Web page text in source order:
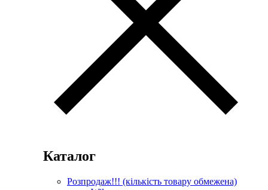
Каталог
Розпродаж!!! (кількість товару обмежена)